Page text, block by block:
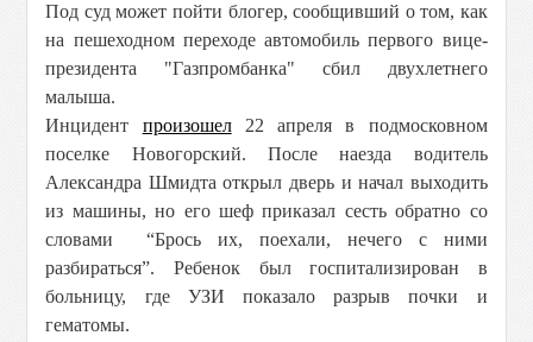
Под суд может пойти блогер, сообщивший о том, как
на пешеходном переходе автомобиль первого вице-
президента "Газпромбанка" сбил двухлетнего
малыша.
Инцидент произошел22 апреля в подмосковном
поселке Новогорский. После наезда водитель
Александра Шмидта открыл дверь и начал выходить
из машины, но его шеф приказал сесть обратно со
словами “Брось их, поехали, нечего с ними
разбираться”. Ребенок был госпитализирован в
больницу, где УЗИ показало разрыв почки и
гематомы.